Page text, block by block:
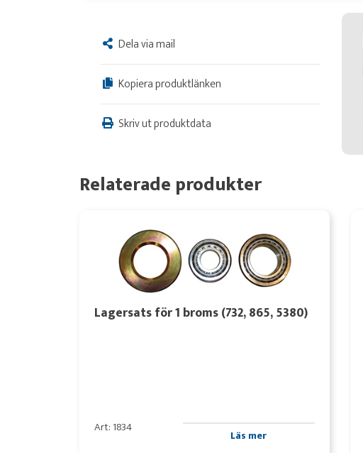
Dela via mail
Kopiera produktlänken
Skriv ut produktdata
Relaterade produkter
Lagersats för 1 broms (732, 865, 5380)
Art: 1834 Läs mer